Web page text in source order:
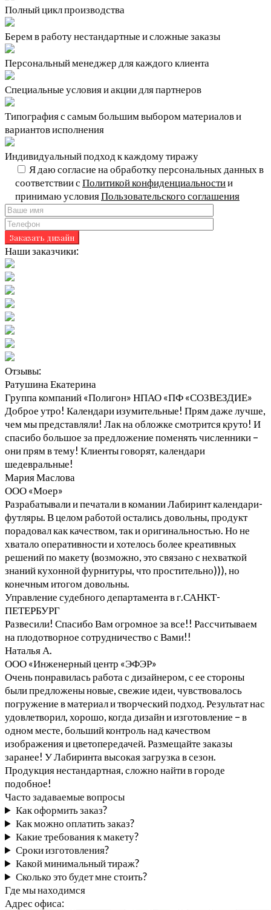
Полный цикл производства
Берем в работу нестандартные и сложные заказы
Персональный менеджер для каждого клиента
Специальные условия и акции для партнеров
Типография с самым большим выбором материалов и
вариантов исполнения
Индивидуальный подход к каждому тиражу
Я даю согласие на обработку персональных данных в
соответствии сПолитикой конфиденциальностии
принимаю условияПользовательского соглашения
Наши заказчики:
Отзывы:
Ратушина Екатерина
Группа компаний «Полигон» НПАО «ПФ «СОЗВЕЗДИЕ»
Доброе утро! Календари изумительные! Прям даже лучше,
чем мы представляли! Лак на обложке смотрится круто! И
спасибо большое за предложение поменять численники –
они прям в тему! Клиенты говорят, календари
шедевральные!
Мария Маслова
ООО «Моер»
Разрабатывали и печатали в комании Лабиринт календари-
футляры. В целом работой остались довольны, продукт
порадовал как качеством, так и оригинальностью. Но не
хватало оперативности и хотелось более креативных
решений по макету (возможно, это связано с нехваткой
знаний кухонной фурнитуры, что простительно))), но
конечным итогом довольны.
Управление судебного департамента в г.САНКТ-
ПЕТЕРБУРГ
Развесили! Спасибо Вам огромное за все!! Рассчитываем
на плодотворное сотрудничество с Вами!!
Наталья А.
ООО «Инженерный центр «ЭФЭР»
Очень понравилась работа с дизайнером, с ее стороны
были предложены новые, свежие идеи, чувствовалось
погружение в материал и творческий подход. Результат нас
удовлетворил, хорошо, когда дизайн и изготовление – в
одном месте, больший контроль над качеством
изображения и цветопередачей. Размещайте заказы
заранее! У Лабиринта высокая загрузка в сезон.
Продукция нестандартная, сложно найти в городе
подобное!
Часто задаваемые вопросы
Как оформить заказ?
Как можно оплатить заказ?
Какие требования к макету?
Сроки изготовления?
Какой минимальный тираж?
Сколько это будет мне стоить?
Где мы находимся
Адрес офиса: